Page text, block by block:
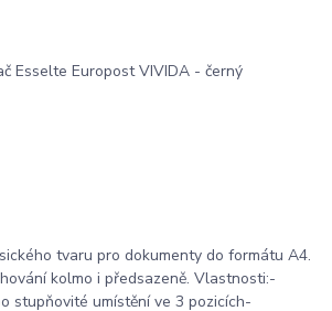
tvaru pro dokumenty do formátu A4.
kolmo i předsazeně. Vlastnosti:-
stupňovité umístění ve 3 pozicích-